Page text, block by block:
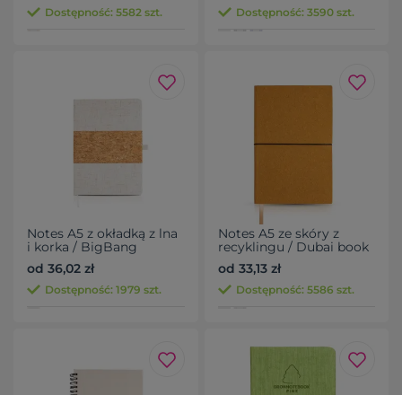
Dostępność: 5582 szt. Dostępność: 3590 szt.
Notes A5 z okładką z lna
i korka / BigBang
od 36,02 zł
Dostępność: 1979 szt.
Notes A5 ze skóry z
recyklingu / Dubai book
od 33,13 zł
Dostępność: 5586 szt.